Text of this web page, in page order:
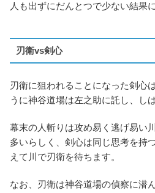
人も出ずにだんとつで少ない結果
刃衛vs剣心
刃衛に狙われることになった剣心
うに神谷道場は左之助に託し、し
幕末の人斬りは攻め易く逃げ易い
多いらしく、剣心は同じ思考を持
えて川で刃衛を待ちます。
なお、刃衛は神谷道場の偵察に潜